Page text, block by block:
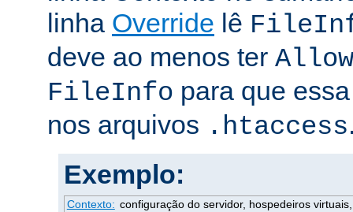
linha Override lê
deve ao menos ter
FileInfo para que
nos arquivos .htaccess
Exemplo:
Contexto: configuração do servidor, hospedeiros